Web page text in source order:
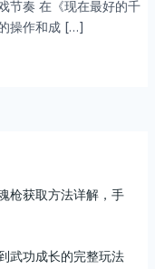
节奏 在《现在最好的千
操作和成 […]
枪获取方法详解，手
武功成长的完整玩法